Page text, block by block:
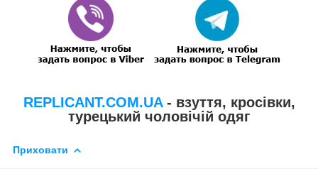
REPLICANT.COM.UA - взуття, кросівки,
турецький чоловічій одяг
Приховати